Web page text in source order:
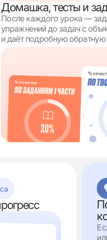
Домашка, тесты и
После каждого урока —
упражнений до задач с
и даёт подробную